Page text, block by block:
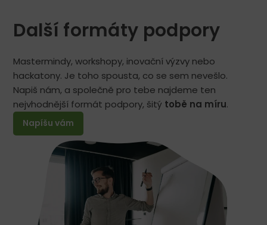
Další formáty podpory
Mastermindy, workshopy, inovační výzvy nebo
hackatony. Je toho spousta, co se sem nevešlo.
Napiš nám, a společně pro tebe najdeme ten
nejvhodnější formát podpory, šitý tobě na míru.
Napíšu vám